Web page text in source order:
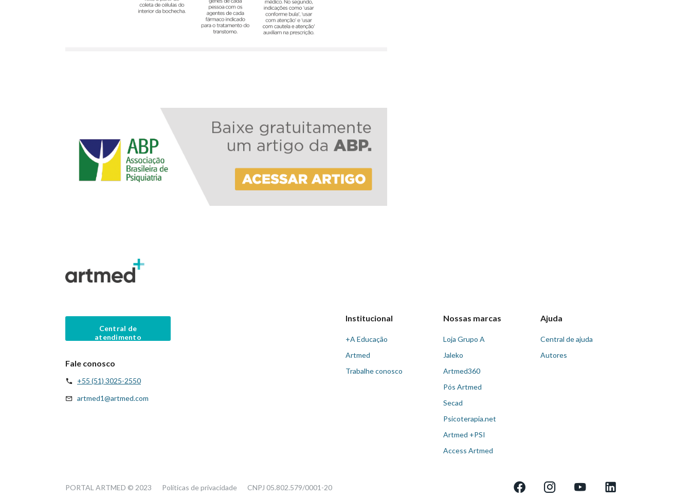
Central de
atendimento
Fale conosco
+55 (51) 3025-2550
artmed1@artmed.com
Institucional
+A Educação
Artmed
Trabalhe conosco
Nossas marcas
Loja Grupo A
Jaleko
Artmed360
Pós Artmed
Secad
Psicoterapia.net
Artmed +PSI
Access Artmed
Ajuda
Central de ajuda
Autores
PORTAL ARTMED © 2023 Políticas de privacidade CNPJ 05.802.579/0001-20